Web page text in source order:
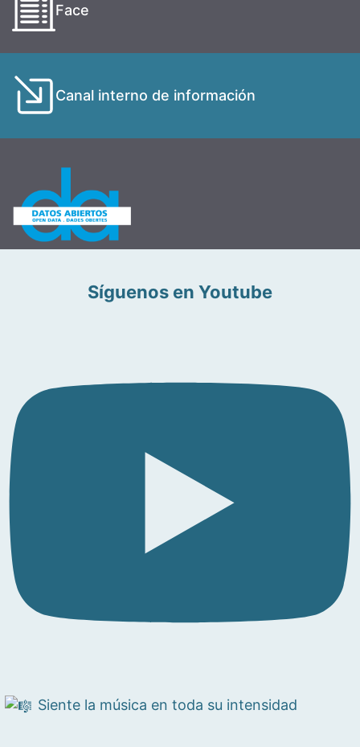
Face
Canal interno de información
Síguenos en Youtube
Siente la música en toda su intensidad